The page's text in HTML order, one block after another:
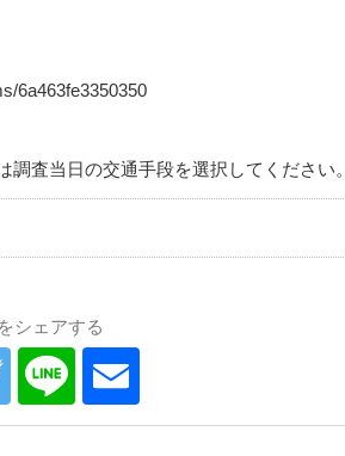
6a463fe3350350
査当日の交通手段を選択してください。
シェアする